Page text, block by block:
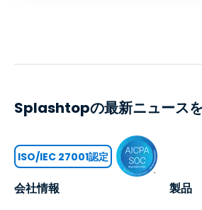
会社情報 製品
Splashtopの最新ニュース
ISO/IEC 27001認定